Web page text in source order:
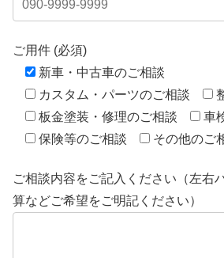
ご用件 (必須)
新車・中古車のご相談
カスタム・パーツのご相談
板金塗装・修理のご相談
車
保険等のご相談
その他のご
ご相談内容をご記入ください（左右
算などご希望をご明記ください）